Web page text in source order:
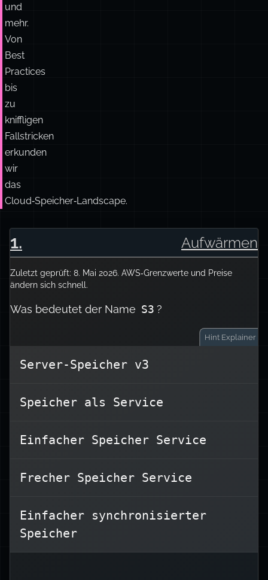
und
mehr.
Von
Best
Practices
bis
zu
kniffligen
Fallstricken
erkunden
wir
das
Cloud‑Speicher‑Landscape.
1. Aufwärmen
Zuletzt geprüft: 8. Mai 2026. AWS‑Grenzwerte und Preise
ändern sich schnell.
Was bedeutet der Name S3 ?
Hint Explainer
Server-Speicher v3
Speicher als Service
Einfacher Speicher Service
Frecher Speicher Service
Einfacher synchronisierter
Speicher
Es ist ein skalierbarer
großflächige Datenspeicherung
AWS S3 bietet mehrere
Standard: Für häufig genutzte